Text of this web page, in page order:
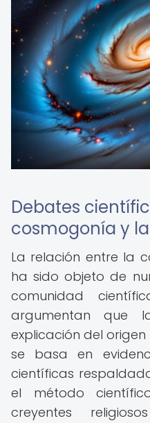
Debates
cosmogonía y
La relación entre la
ha sido objeto de
comunidad
argumentan que
explicación del origen
se basa en
científicas
el método
creyentes